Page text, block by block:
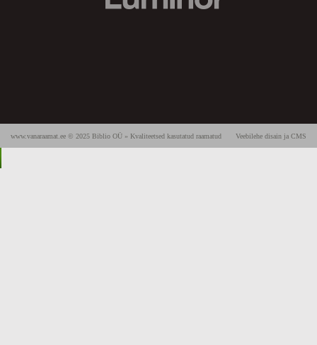
Veebilehe disain ja CMS
www.vanaraamat.ee © 2025 Biblio OÜ » Kvaliteetsed kasutatud raamatud